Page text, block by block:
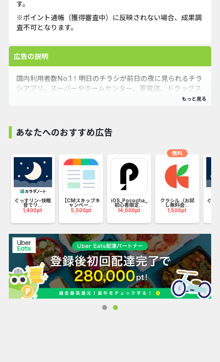
す。
※ポイント通帳（獲得審査中）に反映されない場合、成果調
査不可となります。
広告の説明
国内利用者数No.1！明日のチラシが前日の夜に見られるチラ
シアプリ。スーパーやホームセンター、家電店、ドラッグス
トア等のチラシで特売情報をいち早く無料でチェック！毎日
●利用者No.1チラシアプリ（2020年4月マクロミル調べ）
●おかげさまで累計1,700万ダウンロード突破しました！
【掲載店舗例】
■スーパーマーケット
バース／オークワ／ヤマナカ／マルエツ／マックスバリュ／
オオゼキ／イズミヤ
■ドラッグストア
スギ薬局／コスモス
あなたへのおすすめ広告
ぐっすリン-快眠
音でリ...
1,400pt
【CMスキップキ
ャンペー...
5,500pt
iOS_Pococha_
初心者限定...
14,000pt
クラシル（お試
し無料会...
1,500pt
無料
ぐっ